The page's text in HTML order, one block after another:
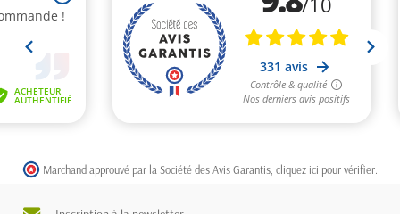
Marchand approuvé par la Société des Avis Garantis, cliquez ici pour vérifier